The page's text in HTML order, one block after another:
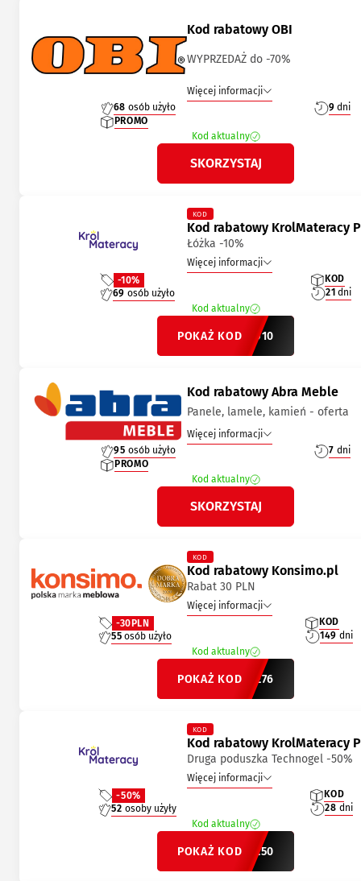
Kod rabatowy OBI
WYPRZEDAŻ do -70%
Więcej informacji
68 osób użyło
PROMO
9 dni
Kod aktualny
SKORZYSTAJ
KOD
Kod rabatowy KrolMateracy
Łóżka -10%
Więcej informacji
-10%
69 osób użyło
KOD
21 dni
Kod aktualny
POKAŻ KODLATO10
Kod rabatowy Abra Meble
Panele, lamele, kamień - oferta
Więcej informacji
95 osób użyło
PROMO
7 dni
Kod aktualny
SKORZYSTAJ
KOD
Kod rabatowy Konsimo.pl
Rabat 30 PLN
Więcej informacji
-30PLN
55 osób użyło
KOD
149 dni
Kod aktualny
POKAŻ KOD3JGJE76
KOD
Kod rabatowy KrolMateracy
Druga poduszka Technogel -50%
Więcej informacji
-50%
52 osoby użyły
KOD
28 dni
Kod aktualny
POKAŻ KODNOGEL50